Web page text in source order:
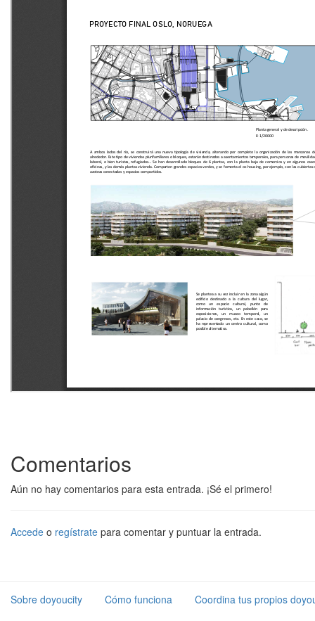
Comentarios
Aún no hay comentarios para esta entrada. ¡Sé el primero!
Accede o regístrate para comentar y puntuar la entrada.
Sobre doyoucity Cómo funciona Coordina tus propios